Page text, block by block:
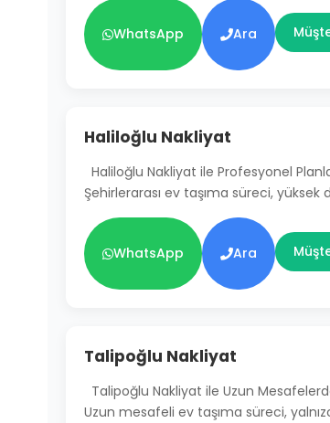
WhatsApp Ara
Haliloğlu Nakliyat
Haliloğlu Nakliyat ile Profesyonel
Şehirlerarası ev taşıma süreci,
WhatsApp Ara
Talipoğlu Nakliyat
Talipoğlu Nakliyat ile Uzun
Uzun mesafeli ev taşıma süreci,